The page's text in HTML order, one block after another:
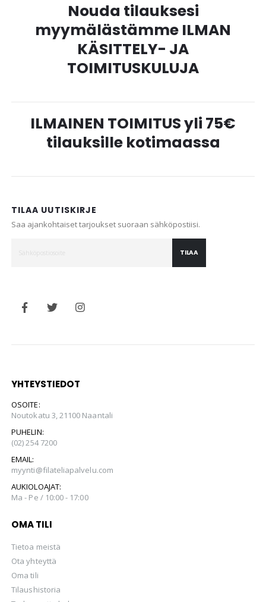
Nouda tilauksesi
myymälästämme ILMAN
KÄSITTELY- JA
TOIMITUSKULUJA
ILMAINEN TOIMITUS yli 75€
tilauksille kotimaassa
TILAA UUTISKIRJE
Saa ajankohtaiset tarjoukset suoraan sähköpostiisi.
TILAA
YHTEYSTIEDOT
OSOITE:
Noutokatu 3, 21100 Naantali
PUHELIN:
(02) 254 7200
EMAIL:
myynti@filateliapalvelu.com
AUKIOLOAJAT:
Ma - Pe / 10:00 - 17:00
OMA TILI
Tietoa meistä
Ota yhteyttä
Oma tili
Tilaushistoria